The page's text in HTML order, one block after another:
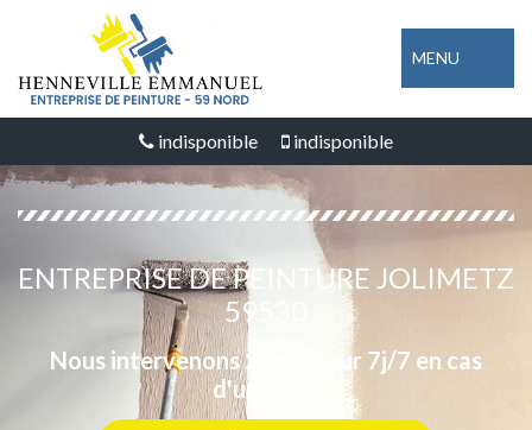
MENU
indisponible indisponible
ENTREPRISE DE PEINTURE JOLIMETZ
59530
Nous intervenons 24h/24 sur 7j/7 en cas
d'urgence